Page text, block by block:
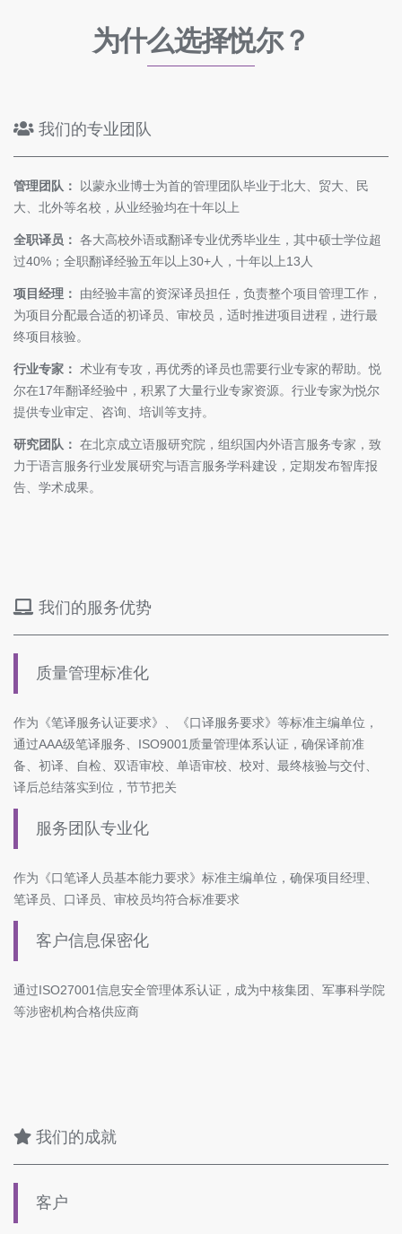
为什么选择悦尔？
我们的专业团队
管理团队：
以蒙永业博士为首的管理团队毕业于北大、贸大、民
大、北外等名校，从业经验均在十年以上
全职译员： 各大高校外语或翻译专业优秀毕业生，其中硕士学位超
过40%；全职翻译经验五年以上30+人，十年以上13人
项目经理：
由经验丰富的资深译员担任，负责整个项目管理工作，
为项目分配最合适的初译员、审校员，适时推进项目进程，进行最
终项目核验。
行业专家： 术业有专攻，再优秀的译员也需要行业专家的帮助。悦
尔在17年翻译经验中，积累了大量行业专家资源。行业专家为悦尔
提供专业审定、咨询、培训等支持。
研究团队： 在北京成立语服研究院，组织国内外语言服务专家，致
力于语言服务行业发展研究与语言服务学科建设，定期发布智库报
告、学术成果。
我们的服务优势
质量管理标准化
作为《笔译服务认证要求》、《口译服务要求》等标准主编单位，
通过AAA级笔译服务、ISO9001质量管理体系认证，确保译前准
备、初译、自检、双语审校、单语审校、校对、最终核验与交付、
译后总结落实到位，节节把关
服务团队专业化
作为《口笔译人员基本能力要求》标准主编单位，确保项目经理、
笔译员、口译员、审校员均符合标准要求
客户信息保密化
通过ISO27001信息安全管理体系认证，成为中核集团、军事科学院
等涉密机构合格供应商
我们的成就
客户